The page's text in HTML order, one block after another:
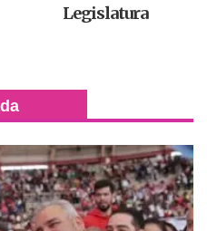
Legislatura